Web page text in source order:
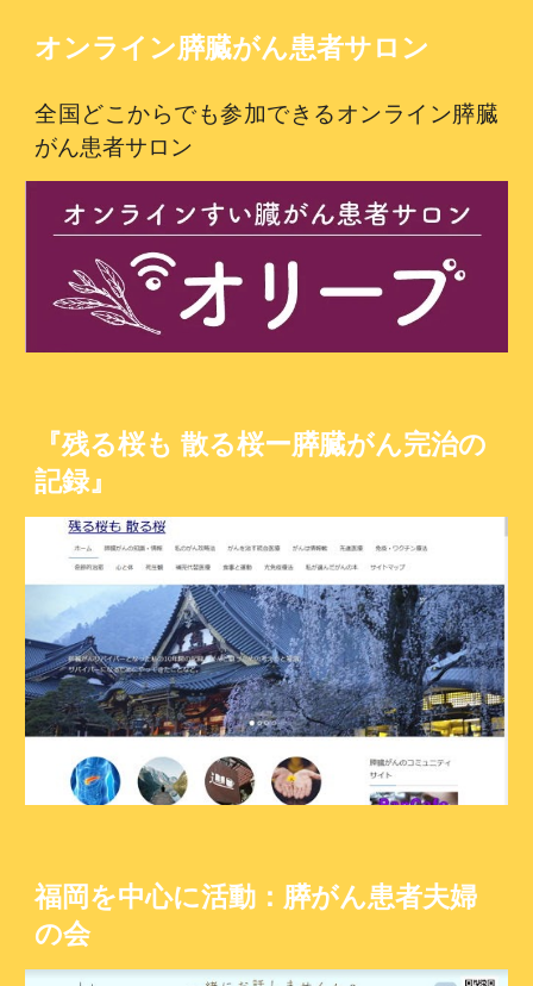
オンライン膵臓がん患者サロン
全国どこからでも参加できるオンライン膵臓
がん患者サロン
『残る桜も 散る桜ー膵臓がん完治の
記録』
福岡を中心に活動：膵がん患者夫婦
の会